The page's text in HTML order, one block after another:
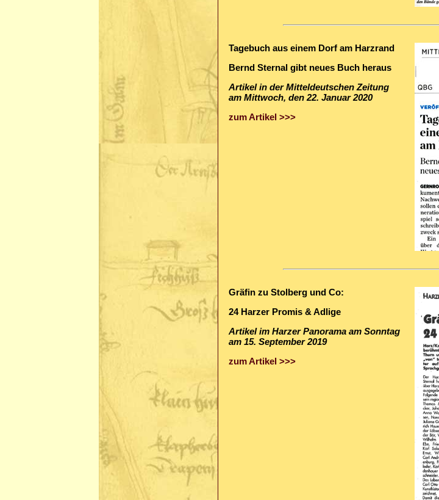
Tagebuch aus einem Dorf am Harzrand
Bernd Sternal gibt neues Buch heraus
Artikel in der Mitteldeutschen Zeitung
am Mittwoch, den 22. Januar 2020
zum Artikel >>>
Gräfin zu Stolberg und Co:
24 Harzer Promis & Adlige
Artikel im Harzer Panorama am Sonntag
am 15. September 2019
zum Artikel >>>